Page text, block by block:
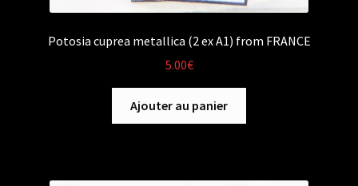
Potosia cuprea metallica (2 ex A1) from FRANCE
5.00€
Ajouter au panier